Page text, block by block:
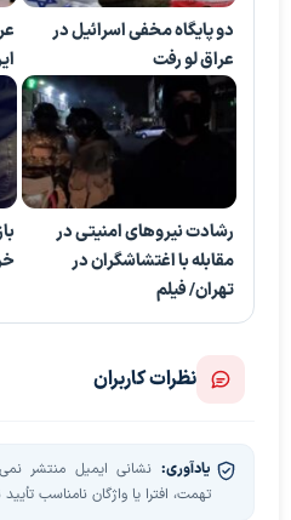
دو پایگاه مخفی اسرائیل در
عراق لو رفت
رشادت نیروهای امنیتی در
مقابله با اغتشاشگران در
تهران/ فیلم
نظرات کاربران
یادآوری: نشانی ایمیل منتشر
تهمت، افترا یا واژگان نامناسب